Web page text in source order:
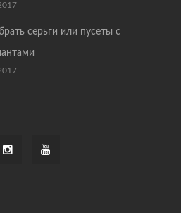
серьги или пусеты с